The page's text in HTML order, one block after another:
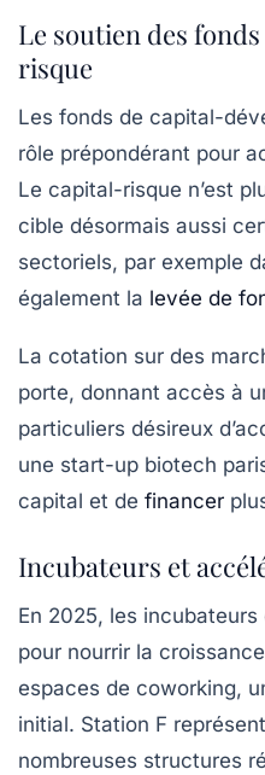
Le soutien des
risque
Les fonds de capital-
rôle prépondérant pour
Le capital-risque n’est
cible désormais aussi
sectoriels, par exemple
également la levée de
La cotation sur des
porte, donnant accès à
particuliers désireux
une start-up biotech
capital et de financer
Incubateurs et
En 2025, les
pour nourrir la
espaces de coworking,
initial. Station F
nombreuses structures